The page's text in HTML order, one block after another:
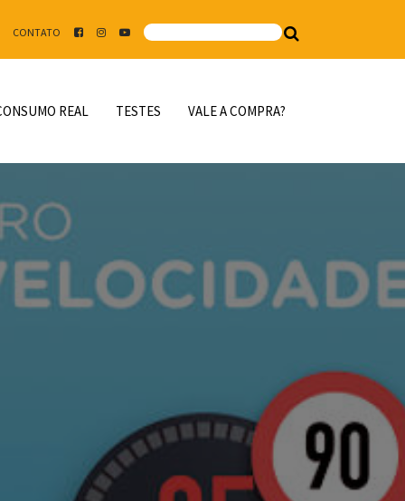
CONTATO
REAL TESTES VALE A COMPRA?